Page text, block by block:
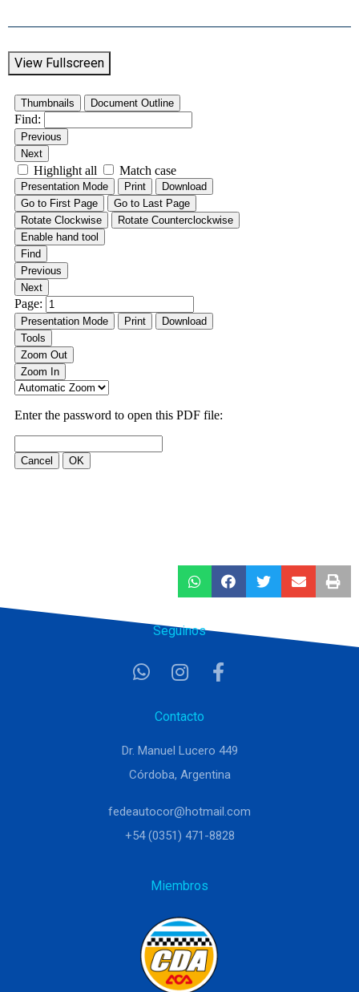
View Fullscreen
Seguinos
Contacto
Dr. Manuel Lucero 449
Córdoba, Argentina
fedeautocor@hotmail.com
+54 (0351) 471-8828
Miembros